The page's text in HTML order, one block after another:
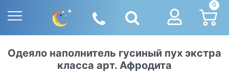
0
Одеяло наполнитель гусиный пух экстра
класса арт. Афродита